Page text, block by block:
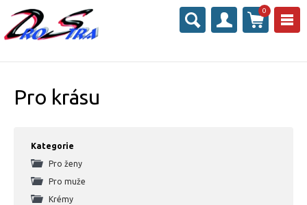
0
Pro krásu
Kategorie
Pro ženy
Pro muže
Krémy